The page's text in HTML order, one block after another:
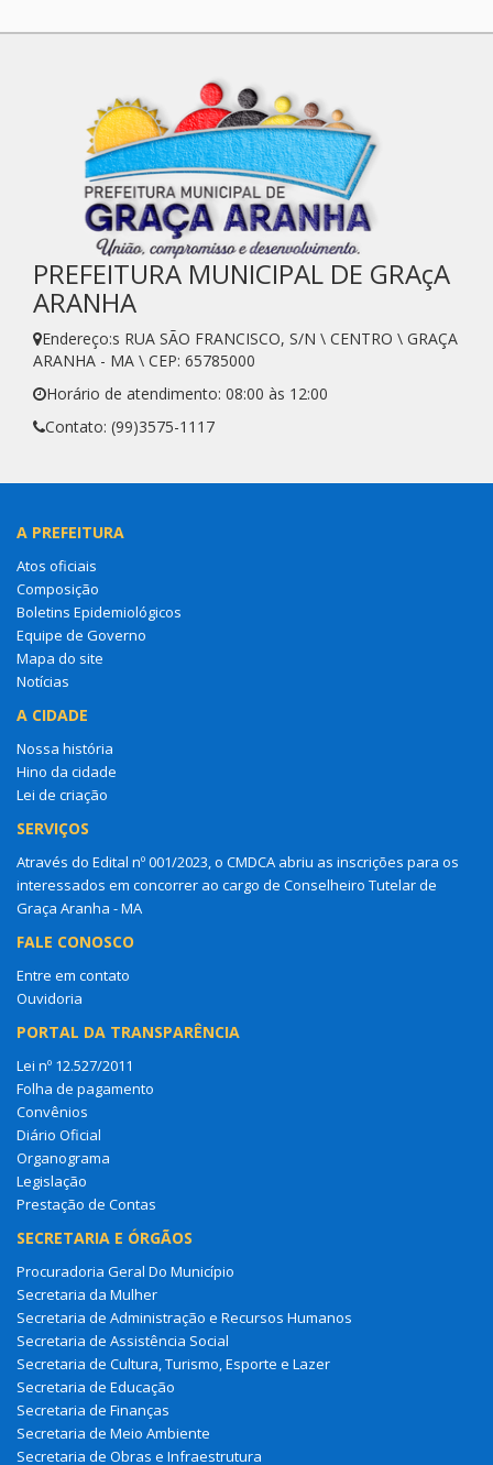
PREFEITURA MUNICIPAL DE GRAçA
ARANHA
Endereço:s RUA SÃO FRANCISCO, S/N \ CENTRO \ GRAÇA
ARANHA - MA \ CEP: 65785000
Horário de atendimento: 08:00 às 12:00
Contato: (99)3575-1117
A PREFEITURA
Atos oficiais
Composição
Boletins Epidemiológicos
Equipe de Governo
Mapa do site
Notícias
A CIDADE
Nossa história
Hino da cidade
Lei de criação
SERVIÇOS
Através do Edital nº 001/2023, o CMDCA abriu as inscrições para os
interessados em concorrer ao cargo de Conselheiro Tutelar de
Graça Aranha - MA
FALE CONOSCO
Entre em contato
Ouvidoria
PORTAL DA TRANSPARÊNCIA
Lei nº 12.527/2011
Folha de pagamento
Convênios
Diário Oficial
Organograma
Legislação
Prestação de Contas
SECRETARIA E ÓRGÃOS
Procuradoria Geral Do Município
Secretaria da Mulher
Secretaria de Administração e Recursos Humanos
Secretaria de Assistência Social
Secretaria de Cultura, Turismo, Esporte e Lazer
Secretaria de Educação
Secretaria de Finanças
Secretaria de Meio Ambiente
Secretaria de Obras e Infraestrutura